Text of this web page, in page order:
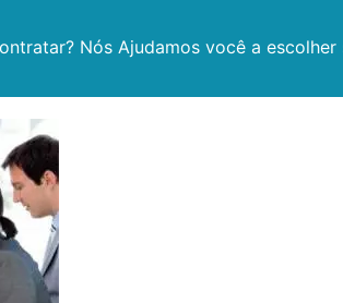
Nós Ajudamos você a escolher